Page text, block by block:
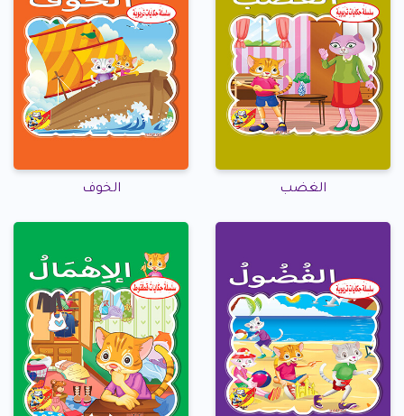
الغضب الخوف